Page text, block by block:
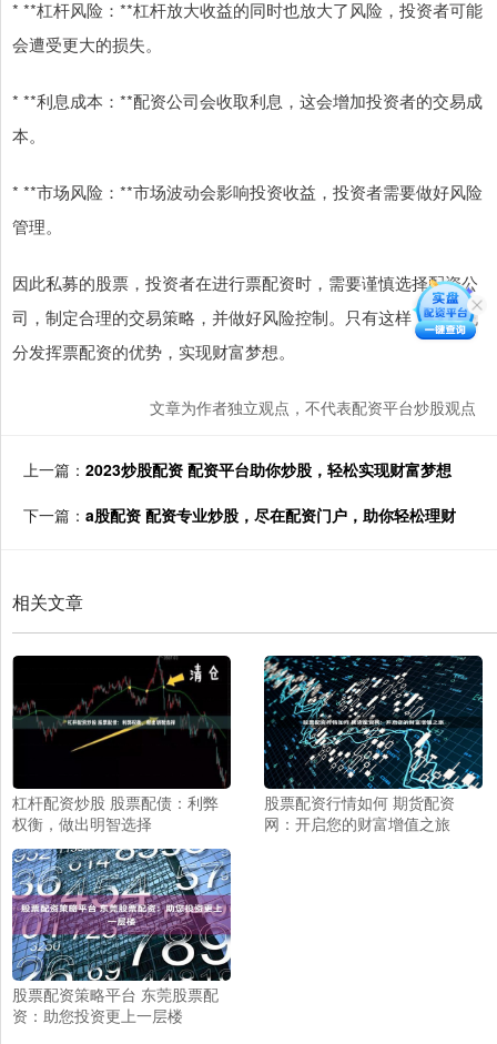
* **杠杆风险：**杠杆放大收益的同时也放大了风险，投资者可能
会遭受更大的损失。
* **利息成本：**配资公司会收取利息，这会增加投资者的交易成
本。
* **市场风险：**市场波动会影响投资收益，投资者需要做好风险
管理。
因此私募的股票，投资者在进行票配资时，需要谨慎选择配资公
司，制定合理的交易策略，并做好风险控制。只有这样，才能充
分发挥票配资的优势，实现财富梦想。
文章为作者独立观点，不代表配资平台炒股观点
上一篇： 2023炒股配资 配资平台助你炒股，轻松实现财富梦想
下一篇： a股配资 配资专业炒股，尽在配资门户，助你轻松理财
相关文章
杠杆配资炒股 股票配债：利弊
权衡，做出明智选择
股票配资行情如何 期货配资
网：开启您的财富增值之旅
股票配资策略平台 东莞股票配
资：助您投资更上一层楼